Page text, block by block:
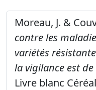
Moreau, J. &
contre les
variétés
la vigilance est
Livre blanc